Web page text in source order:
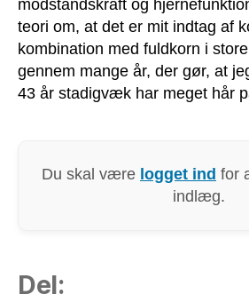
modstandskraft og
teori om, at det er mit indtag af
kombination med fuldkorn i
gennem mange år, der gør, at
43 år stadigvæk har meget hår
Du skal være logget ind for
indlæg.
Del: